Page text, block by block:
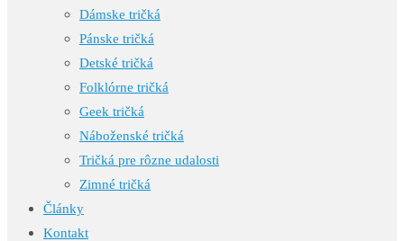
Dámske tričká
Pánske tričká
Detské tričká
Folklórne tričká
Geek tričká
Náboženské tričká
Tričká pre rôzne udalosti
Zimné tričká
Články
Kontakt